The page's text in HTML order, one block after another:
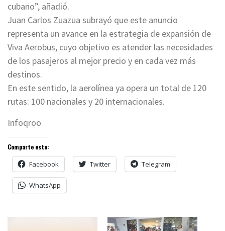
cubano”, añadió.
Juan Carlos Zuazua subrayó que este anuncio
representa un avance en la estrategia de expansión de
Viva Aerobus, cuyo objetivo es atender las necesidades
de los pasajeros al mejor precio y en cada vez más
destinos.
En este sentido, la aerolínea ya opera un total de 120
rutas: 100 nacionales y 20 internacionales.
Infoqroo
Comparte esto:
Facebook Twitter Telegram
WhatsApp